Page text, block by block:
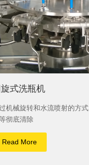
旋式洗瓶机
机械旋转和水流喷射的方
彻底清除
Read More